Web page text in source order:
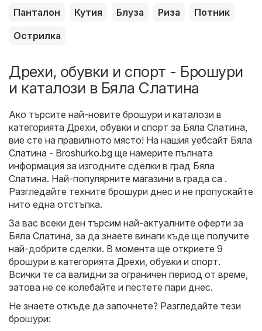
Панталон
Кутия Блуза Риза
Потник
Острилка
Дрехи, обувки и спорт - Брошури
и каталози в Бяла Слатина
Ако търсите най-новите брошури и каталози в
категорията Дрехи, обувки и спорт за Бяла Слатина,
вие сте на правилното място! На нашия уебсайт Бяла
Слатина - Broshurko.bg ще намерите пълната
информация за изгодните сделки в град Бяла
Слатина. Най-популярните магазини в града са .
Разгледайте техните брошури днес и не пропускайте
нито една отстъпка.
За вас всеки ден търсим най-актуалните оферти за
Бяла Слатина, за да знаете винаги къде ще получите
най-добрите сделки. В момента ще откриете 9
брошури в категорията Дрехи, обувки и спорт.
Всички те са валидни за ограничен период от време,
затова не се колебайте и пестете пари днес.
Не знаете откъде да започнете? Разгледайте тези
брошури: